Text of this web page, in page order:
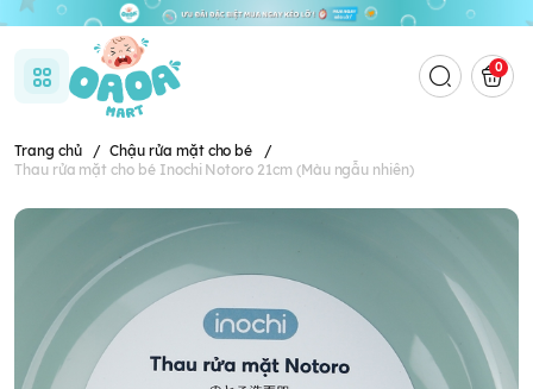
0
Trang chủ / Chậu rửa mặt cho bé
/
Thau rửa mặt cho bé Inochi Notoro 21cm (Màu ngẫu nhiên)